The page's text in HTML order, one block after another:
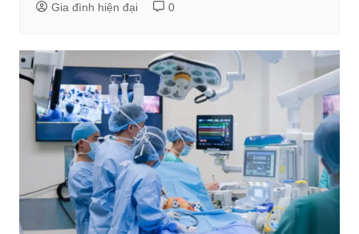
Gia đình hiện đại 0